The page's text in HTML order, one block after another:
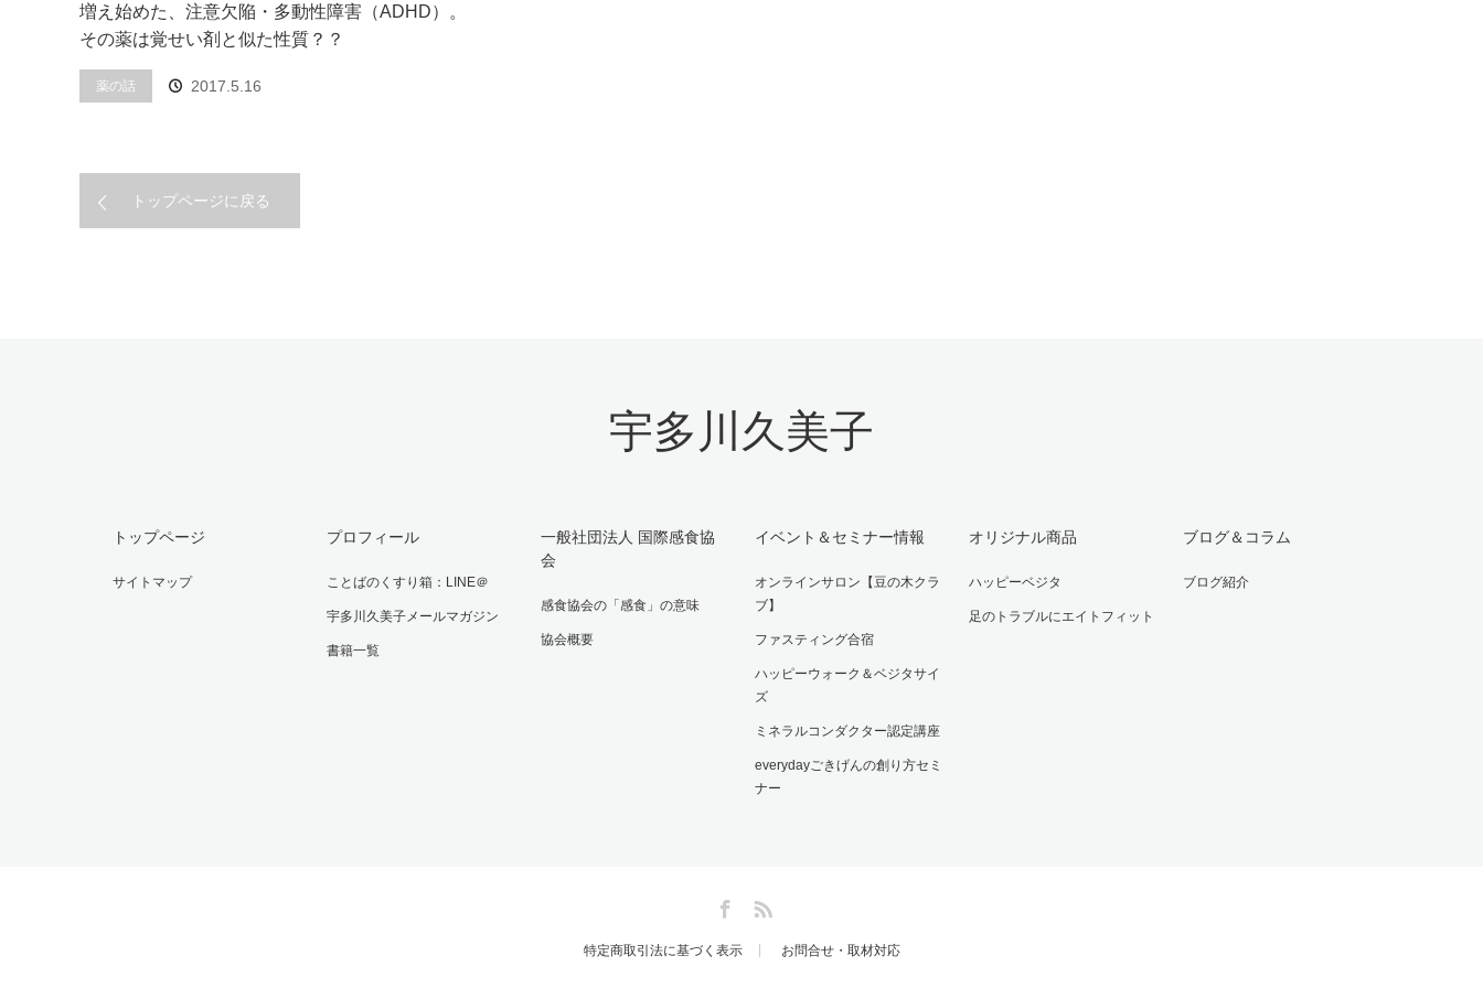
増え始めた、注意欠陥・多動性障害（ADHD）。
その薬は覚せい剤と似た性質？？
薬の話 2017.5.16
トップページに戻る
宇多川久美子
トップページ
サイトマップ
プロフィール
ことばのくすり箱：LINE＠
宇多川久美子メールマガジン
書籍一覧
一般社団法人 国際感食協
会
感食協会の「感食」の意味
協会概要
イベント＆セミナー情報
オンラインサロン【豆の木クラ
ブ】
ファスティング合宿
ハッピーウォーク＆ベジタサイ
ズ
ミネラルコンダクター認定講座
everydayごきげんの創り方セミ
ナー
オリジナル商品
ハッピーベジタ
足のトラブルにエイトフィット
ブログ＆コラム
ブログ紹介
特定商取引法に基づく表示 お問合せ・取材対応